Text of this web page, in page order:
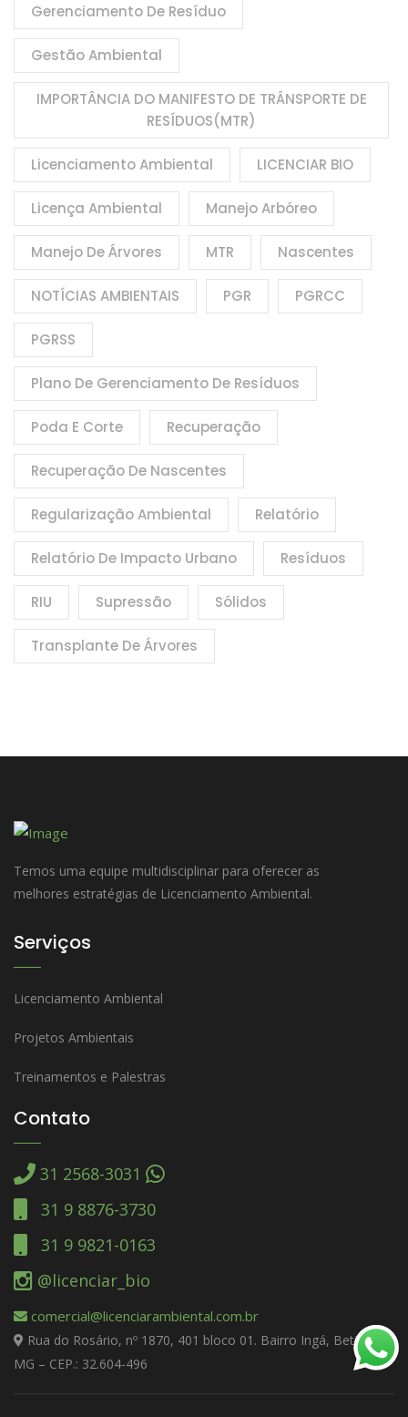
Gerenciamento De Resíduo
Gestão Ambiental
IMPORTÂNCIA DO MANIFESTO DE TRÂNSPORTE DE
RESÍDUOS(MTR)
Licenciamento Ambiental LICENCIAR BIO
Licença Ambiental Manejo Arbóreo
Manejo De Árvores MTR Nascentes
NOTÍCIAS AMBIENTAIS PGR PGRCC
PGRSS
Plano De Gerenciamento De Resíduos
Poda E Corte Recuperação
Recuperação De Nascentes
Regularização Ambiental Relatório
Relatório De Impacto Urbano Resíduos
RIU Supressão Sólidos
Transplante De Árvores
Temos uma equipe multidisciplinar para oferecer as
melhores estratégias de Licenciamento Ambiental.
Serviços
Licenciamento Ambiental
Projetos Ambientais
Treinamentos e Palestras
Contato
31 2568-3031
31 9 8876-3730
31 9 9821-0163
@licenciar_bio
comercial@licenciarambiental.com.br
Rua do Rosário, nº 1870, 401 bloco 01. Bairro Ingá, Betim –
MG – CEP.: 32.604-496